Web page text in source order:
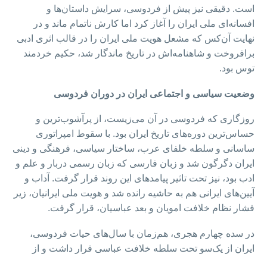
است. دقیقی نیز پیش از فردوسی، سرایش داستان‌ها و
افسانه‌ای ملی ایران را آغاز کرد اما کارش ناتمام ماند و در
نهایت آن‌کس که مشعل هویت ملی ایران را در قالب اثری ادبی
برافروخت و شاهنامه‌اش در تاریخ ماندگار شد، حکیم خردمند
توس بود.
وضعیت سیاسی و اجتماعی ایران در دوران فردوسی
روزگاری که فردوسی در آن می‌زیست، از پرآشوب‌ترین و
حساس‌ترین دوره‌های تاریخ ایران بود. با سقوط امپراتوری
ساسانی و سلطه‌ خلفای عرب، ساختار سیاسی، فرهنگی و دینی
ایران دگرگون شد و زبان فارسی که زبان رسمی دربار و علم و
ادب بود، نیز تحت تاثیر پیامدهای این روند قرار گرفت. آداب و
آیین‌های ایرانی هم به حاشیه رانده شد و هویت ملی ایرانیان، زیر
فشار نظام خلافت امویان و بعد عباسیان، قرار گرفت.
در سده چهارم هجری، هم‌زمان با سال‌های حیات فردوسی،
ایران از یک‌سو تحت سلطه‌ خلافت عباسی قرار داشت و از